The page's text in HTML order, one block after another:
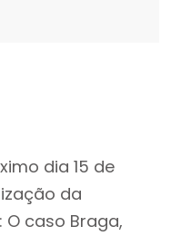
dia 15 de
da
caso Braga,